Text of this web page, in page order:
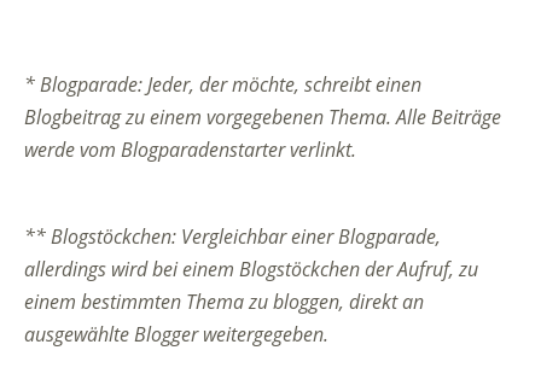
* Blogparade: Jeder, der möchte, schreibt einen
Blogbeitrag zu einem vorgegebenen Thema. Alle Beiträge
werde vom Blogparadenstarter verlinkt.
** Blogstöckchen: Vergleichbar einer Blogparade,
allerdings wird bei einem Blogstöckchen der Aufruf, zu
einem bestimmten Thema zu bloggen, direkt an
ausgewählte Blogger weitergegeben.